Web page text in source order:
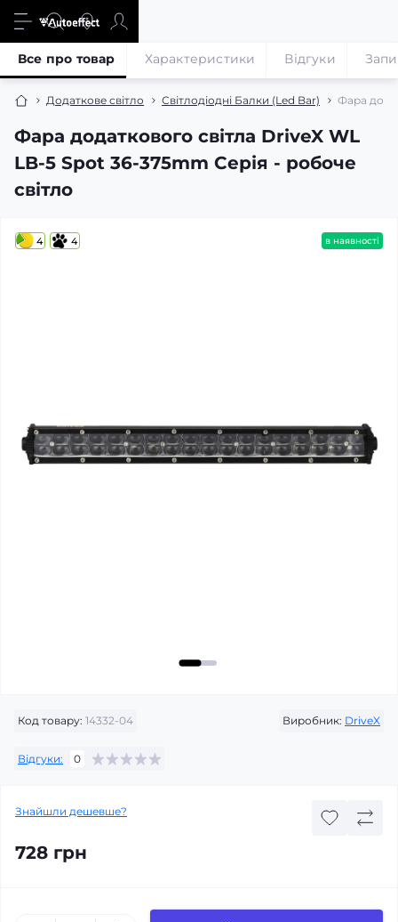
Додаткове світло Світлодіодні Балки (Led Bar) Фара
Фара додаткового світла DriveX WL
LB-5 Spot 36-375mm Серія - робоче
світло
Все про товар Характеристики Відгуки
4 4 в наявності
Код товару: 14332-04 Виробник: DriveX
Відгуки: 0
Знайшли дешевше?
728 грн